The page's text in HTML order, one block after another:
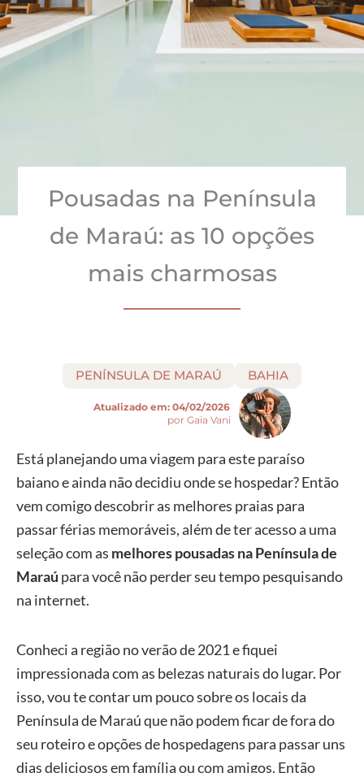
Pousadas na Península
de Maraú: as 10 opções
mais charmosas
PENÍNSULA DE MARAÚ BAHIA
Atualizado em: 04/02/2026
por Gaia Vani
Está planejando uma viagem para este paraíso
baiano e ainda não decidiu onde se hospedar? Então
vem comigo descobrir as melhores praias para
passar férias memoráveis, além de ter acesso a uma
seleção com as melhores pousadas na Península de
Maraú para você não perder seu tempo pesquisando
na internet.
Conheci a região no verão de 2021 e fiquei
impressionada com as belezas naturais do lugar. Por
isso, vou te contar um pouco sobre os locais da
Península de Maraú que não podem ficar de fora do
seu roteiro e opções de hospedagens para passar uns
dias deliciosos em família ou com amigos. Então